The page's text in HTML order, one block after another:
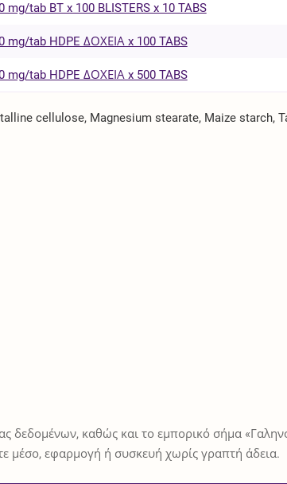
mg/tab BT x 100 BLISTERS x 10 TABS
mg/tab HDPE ΔΟΧΕΙΑ x 100 TABS
mg/tab HDPE ΔΟΧΕΙΑ x 500 TABS
cellulose, Magnesium stearate, Maize starch,
δεδομένων, καθώς και το εμπορικό σήμα
μέσο, εφαρμογή ή συσκευή χωρίς γραπτή άδεια.